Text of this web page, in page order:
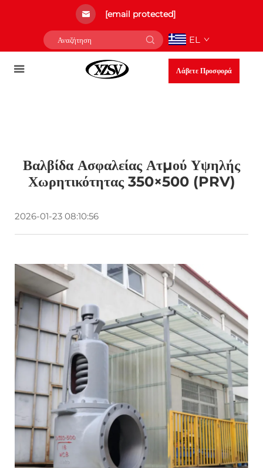
[email protected]
EL
Λάβετε Προσφορά
Βαλβίδα Ασφαλείας Ατμού Υψηλής
Χωρητικότητας 350×500 (PRV)
2026-01-23 08:10:56